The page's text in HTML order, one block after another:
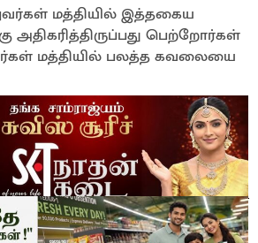
மத்தியில் இத்தகைய
பெற்றோர்கள்
மத்தியில் பலத்த கவலையை